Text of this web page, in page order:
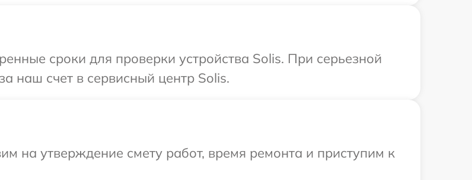
сроки для проверки устройства Solis. При серьезной
наш счет в сервисный центр Solis.
на утверждение смету работ, время ремонта и приступим к